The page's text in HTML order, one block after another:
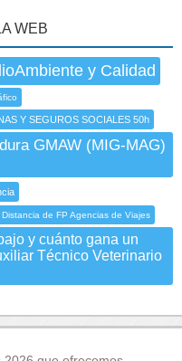
WEB
y Calidad
Y SEGUROS SOCIALES 50h
GMAW (MIG-MAG)
de FP Agencias de Viajes
y cuánto gana un
Técnico Veterinario